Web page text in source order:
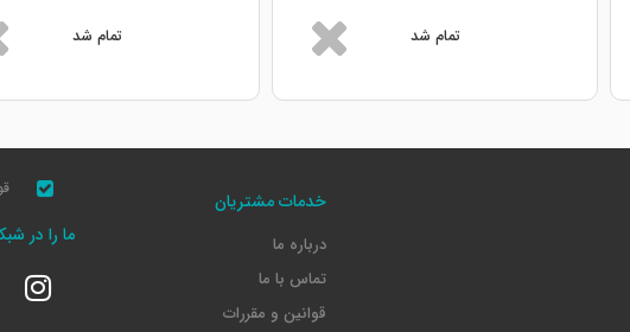
تمام شد تمام شد
خدمات مشتریان
درباره ما
تماس با ما
قوانین و مقررات
ما را در